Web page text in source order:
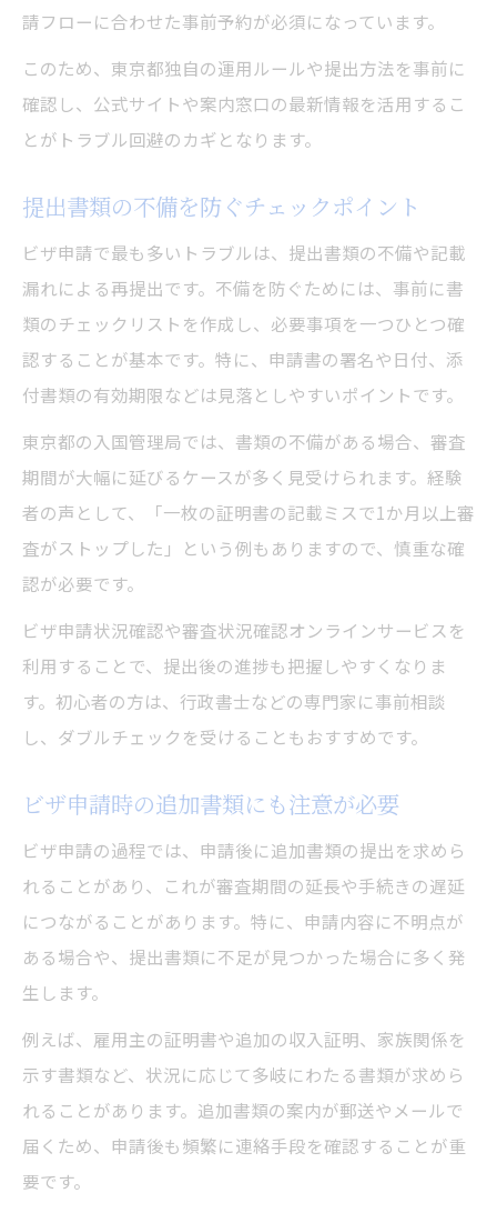
請フローに合わせた事前予約が必須になっています。
このため、東京都独自の運用ルールや提出方法を事前に
確認し、公式サイトや案内窓口の最新情報を活用するこ
とがトラブル回避のカギとなります。
提出書類の不備を防ぐチェックポイント
ビザ申請で最も多いトラブルは、提出書類の不備や記載
漏れによる再提出です。不備を防ぐためには、事前に書
類のチェックリストを作成し、必要事項を一つひとつ確
認することが基本です。特に、申請書の署名や日付、添
付書類の有効期限などは見落としやすいポイントです。
東京都の入国管理局では、書類の不備がある場合、審査
期間が大幅に延びるケースが多く見受けられます。経験
者の声として、「一枚の証明書の記載ミスで1か月以上審
査がストップした」という例もありますので、慎重な確
認が必要です。
ビザ申請状況確認や審査状況確認オンラインサービスを
利用することで、提出後の進捗も把握しやすくなりま
す。初心者の方は、行政書士などの専門家に事前相談
し、ダブルチェックを受けることもおすすめです。
ビザ申請時の追加書類にも注意が必要
ビザ申請の過程では、申請後に追加書類の提出を求めら
れることがあり、これが審査期間の延長や手続きの遅延
につながることがあります。特に、申請内容に不明点が
ある場合や、提出書類に不足が見つかった場合に多く発
生します。
例えば、雇用主の証明書や追加の収入証明、家族関係を
示す書類など、状況に応じて多岐にわたる書類が求めら
れることがあります。追加書類の案内が郵送やメールで
届くため、申請後も頻繁に連絡手段を確認することが重
要です。